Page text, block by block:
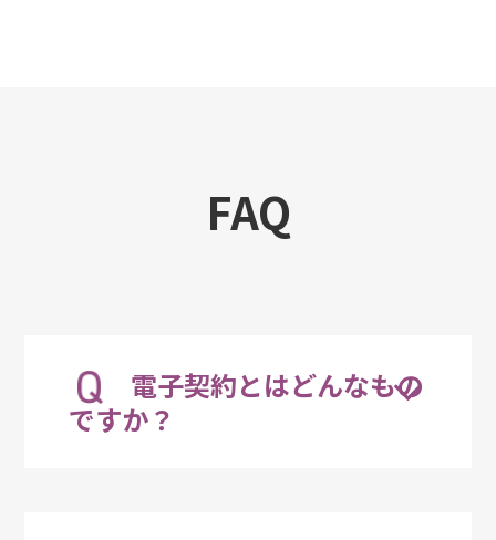
FAQ
電子契約とはどんなもの
ですか？